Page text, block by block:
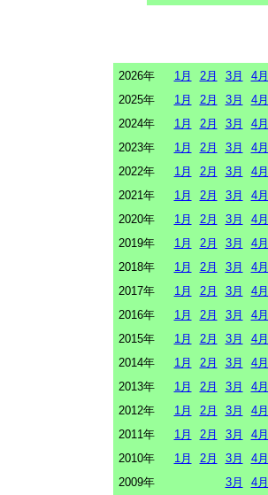
2026年 1月 2月 3月
4月
2025年
1月 2月 3月
4月
2024年
1月 2月 3月
4月
2023年
1月 2月 3月
4月
2022年
1月 2月 3月
4月
2021年
1月 2月 3月
4月
2020年
1月 2月 3月
4月
2019年
1月 2月 3月
4月
2018年
1月 2月 3月
4月
2017年
1月 2月 3月
4月
2016年
1月 2月 3月
4月
2015年
1月 2月 3月
4月
2014年
1月 2月 3月
4月
2013年
1月 2月 3月
4月
2012年
1月 2月 3月
4月
2011年
1月 2月 3月
4月
2010年
1月 2月 3月
4月
2009年
3月 4月